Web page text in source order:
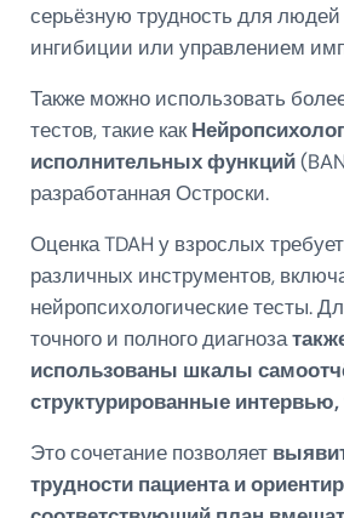
серьёзную трудность для
ингибиции или управлением
Также можно использовать
тестов, такие как
исполнительных функций
разработанная Остроски.
Оценка TDAH у взрослых
различных инструментов,
нейропсихологические тесты.
точного и полного диагноза
использованы шкалы
структурированные интервью,
Это сочетание позволяет
трудности пациента и